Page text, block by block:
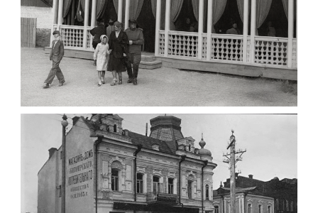
ПАВІЛЬЙОН МОРОЗИВА ЖИТОМИР 1947
Фото Житомир (1945-
1960)
Leave a comment